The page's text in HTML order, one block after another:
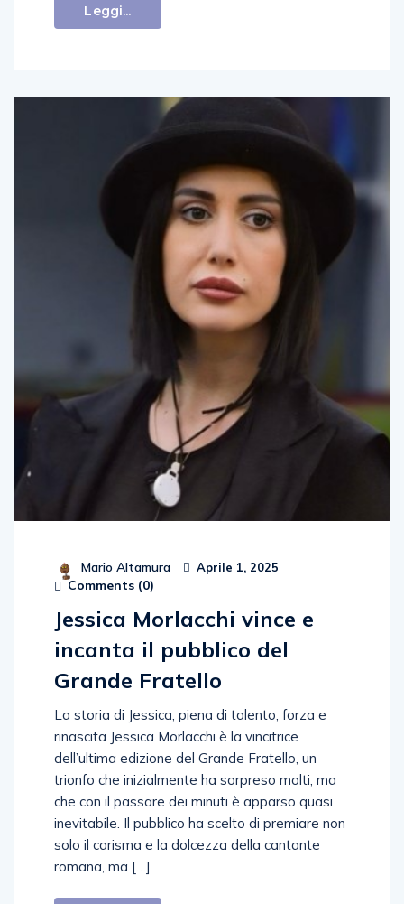
Leggi...
Mario Altamura Aprile 1, 2025
Comments (0)
Jessica Morlacchi vince e
incanta il pubblico del
Grande Fratello
La storia di Jessica, piena di talento, forza e
rinascita Jessica Morlacchi è la vincitrice
dell’ultima edizione del Grande Fratello, un
trionfo che inizialmente ha sorpreso molti, ma
che con il passare dei minuti è apparso quasi
inevitabile. Il pubblico ha scelto di premiare non
solo il carisma e la dolcezza della cantante
romana, ma […]